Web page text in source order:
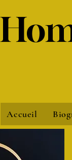
Accueil